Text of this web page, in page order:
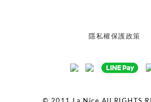
隱私權保護政策